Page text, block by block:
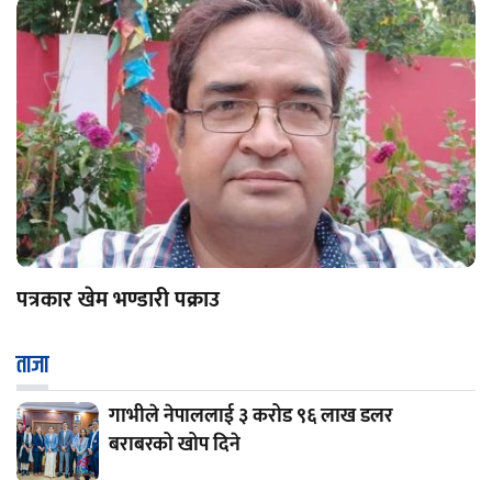
पत्रकार खेम भण्डारी पक्राउ
ताजा
गाभीले नेपाललाई ३ करोड ९६ लाख डलर
बराबरको खोप दिने